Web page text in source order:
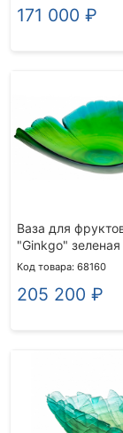
171 000 ₽
Ваза для
"Ginkgo" зеленая
Код товара: 68160
205 200 ₽